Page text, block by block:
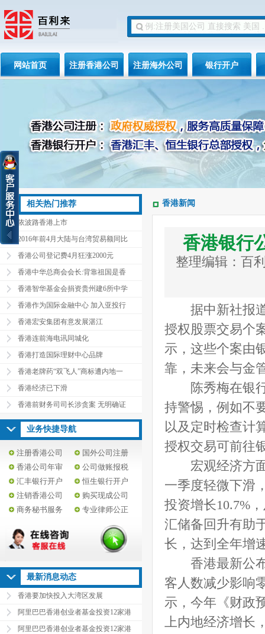
网站首页 注册香港公司 注册海外公司 银行开户
相关热门推荐
依波路香港上市
2016年前4月大陆与台湾贸易额同比
香港公司登记费4月狂涨2000元
香港中华总商会会长:背靠祖国是香
香港智华基金会捐资贵州建6所中学
香港作为国际金融中心 加入亚投行
香港宏安集团有意发展湛江
香港连前海电讯同城化
香港打造国际理财中心品牌
香港老牌药“双飞人”商标遭内地一
香港经济已下滑
香港前财务司司长涉贪案 无明确证
业务快捷导航
注册香港公司
国外公司注册
香港公司年审
公司做账报税
汇丰银行开户
恒生银行开户
注销香港公司
购买现成公司
商务秘书服务
专业律师公正
最新消息动态
香港要加快投入大湾区发展
阿里巴巴香港创业者基金投资12家港
阿里巴巴香港创业者基金投资12家港
香港新闻
香港银行
整理编辑：百
据中新社报道
授权股票交易个
示，这些个案由
靠，未来会与金
陈秀梅在银行
持警惕，例如不
以及定时检查计
授权交易可前往
宏观经济方面
一季度轻微下滑
投资增长10.7%
汇储备回升有助
长，达到全年增
香港最新公布
客人数减少影响
示，今年《财政
上内地经济增长